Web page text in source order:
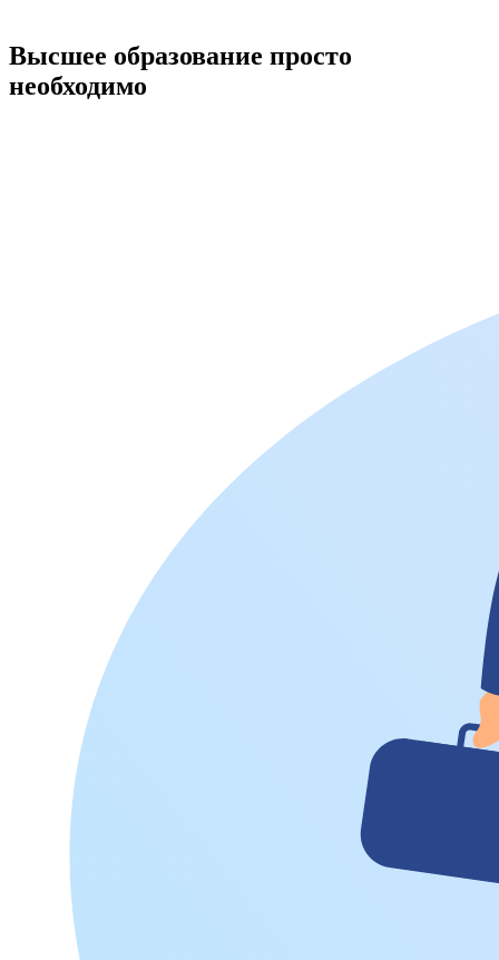
Высшее образование просто
необходимо​